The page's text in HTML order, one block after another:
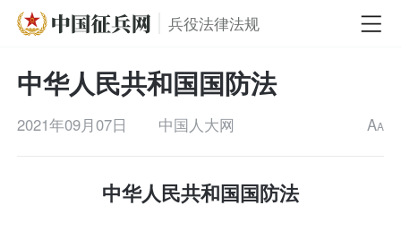
兵役法律法规
中华人民共和国国防法
2021年09月07日 中国人大网 AA
中华人民共和国国防法